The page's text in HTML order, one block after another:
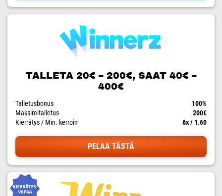
TALLETA 20€ – 200€, SAAT 40€ –
400€
Talletusbonus
100%
Maksimitalletus
200€
Kierrätys / Min. kerroin
6x / 1.60
PELAA TÄSTÄ